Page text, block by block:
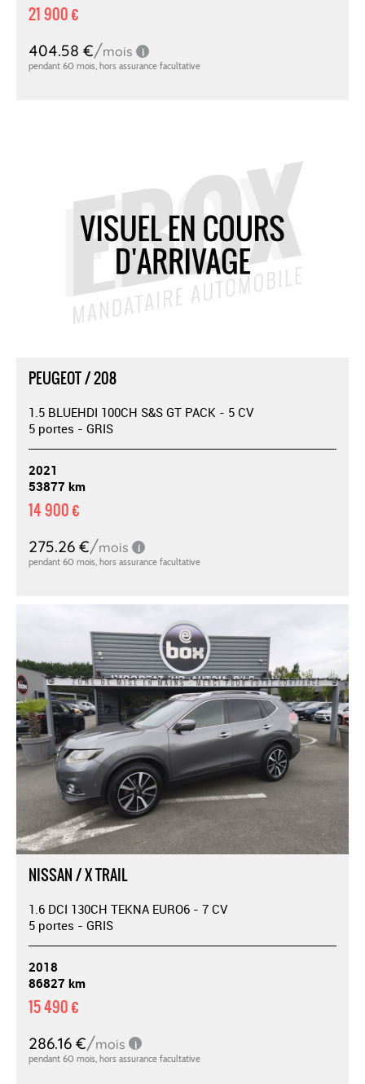
21 900 €
PEUGEOT / 208
1.5 BLUEHDI 100CH S&S GT PACK - 5 CV
5 portes - GRIS
2021
53877 km
14 900 €
NISSAN / X TRAIL
1.6 DCI 130CH TEKNA EURO6 - 7 CV
5 portes - GRIS
2018
86827 km
15 490 €